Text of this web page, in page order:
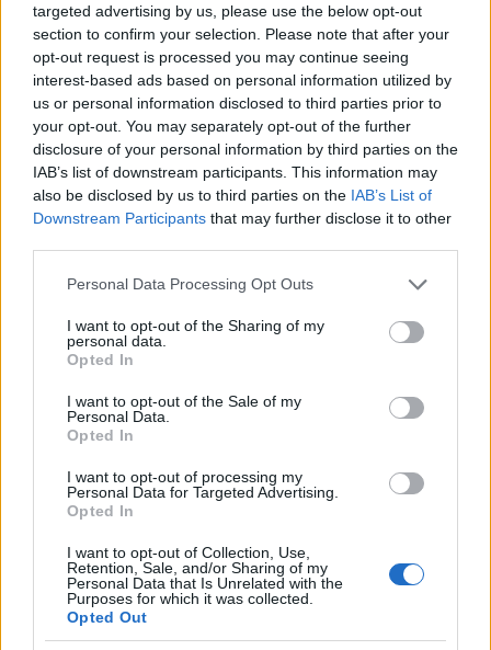
targeted advertising by us, please use the below opt-out
section to confirm your selection. Please note that after your
opt-out request is processed you may continue seeing
interest-based ads based on personal information utilized by
us or personal information disclosed to third parties prior to
your opt-out. You may separately opt-out of the further
disclosure of your personal information by third parties on the
IAB’s list of downstream participants. This information may
also be disclosed by us to third parties on the IAB’s List of
Downstream Participants that may further disclose it to other
Please note that this website/app uses one or more Google
not limited to your visit or usage behaviour. You may click to
grant or deny consent to Google and its third-party tags to
use your data for below specified purposes in below Google
consent section.
Personal Data Processing Opt Outs
I want to opt-out of the Sharing of my
personal data.
Opted In
I want to opt-out of the Sale of my
Personal Data.
Opted In
I want to opt-out of processing my
Personal Data for Targeted Advertising.
Opted In
I want to opt-out of Collection, Use,
Retention, Sale, and/or Sharing of my
Personal Data that Is Unrelated with the
Purposes for which it was collected.
Opted Out
Σχόλια
Σχολίασε εδώ
2000 /2000
Όροι Χρήσης. Το site προστατεύεται από reCAPTCHA, ισχύουν
Πολιτική Απορρήτου&Όροι Χρήσηςτης Google.
Ελλάδα
Σε πορτοκαλί συναγερμό
για φωτιές η χώρα και τη
Δευτέρα: Στα 9 μποφόρ οι
άνεμοι – Πάνω από 400
πυρκαγιές σε 10 ημέρες
Οι Χούθι ανέλαβαν
ευθύνη για την
διυλιστήριο της
Aramco στη
Αραβία